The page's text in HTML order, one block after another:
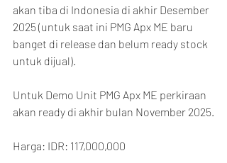
akan tiba di Indonesia di akhir Desember
2025 (untuk saat ini PMG Apx ME baru
banget di release dan belum ready stock
untuk dijual).
Untuk Demo Unit PMG Apx ME perkiraan
akan ready di akhir bulan November 2025.
Harga: IDR: 117,000,000